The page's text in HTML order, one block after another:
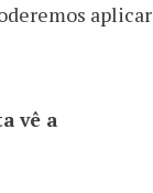
aplicar
vê a